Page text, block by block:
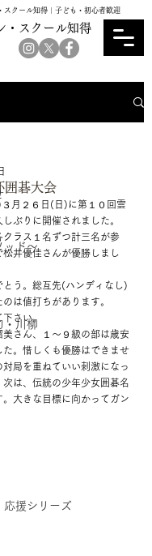
・スクール知得
スクール知得｜子ども・初心者歓迎
ッド～
・川柳
応援シリーズ
囲碁大会
月２６日(日)に第１０回雲
ぶりに開催されました。
クラス１名ずつ計三名が参
井優佳さんが優勝しまし
とう。総互先(ハンディなし)
は値打ちがあります。
さい。
さん、１～９級の部は歳安
。惜しくも優勝はできませ
対局を重ねていい刺激になっ
は、伝統の少年少女囲碁名
大きな目標に向かってガン